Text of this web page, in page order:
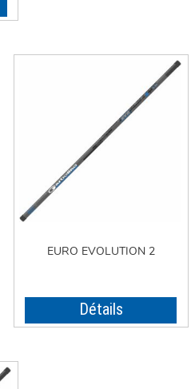
EURO EVOLUTION 2
Détails